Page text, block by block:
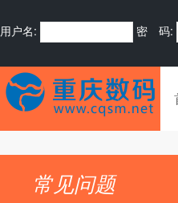
用户名: 密 码:
常见问题